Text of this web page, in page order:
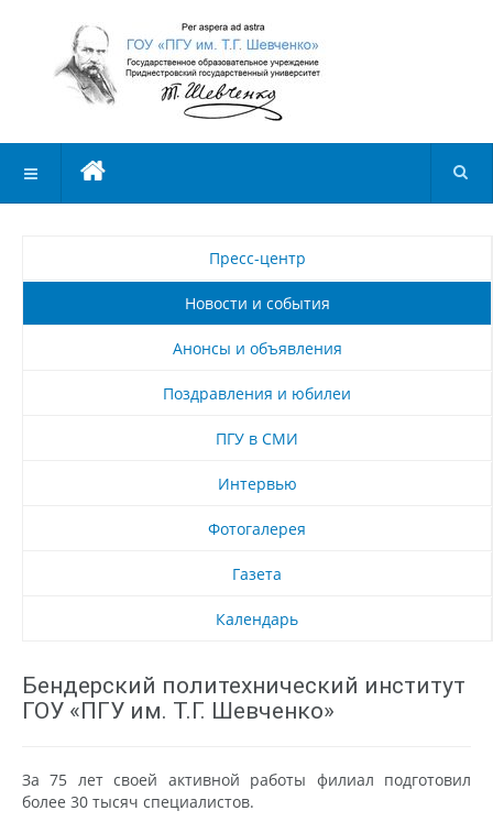
Пресс-центр
Новости и события
Анонсы и объявления
Поздравления и юбилеи
ПГУ в СМИ
Интервью
Фотогалерея
Газета
Календарь
Бендерский политехнический институт
ГОУ «ПГУ им. Т.Г. Шевченко»
За 75 лет своей активной работы филиал подготовил
более 30 тысяч специалистов.